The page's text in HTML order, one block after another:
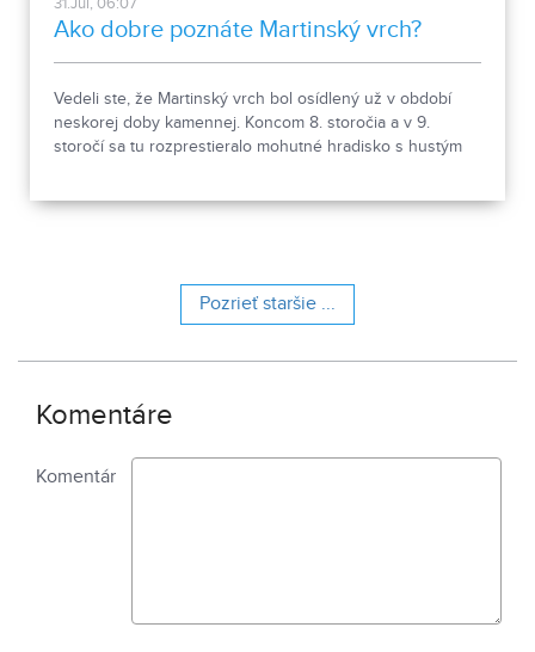
Ako dobre poznáte Martinský vrch?
Vedeli ste, že Martinský vrch bol osídlený už v období
neskorej doby kamennej. Koncom 8. storočia a v 9.
storočí sa tu rozprestieralo mohutné hradisko s hustým
Pozrieť staršie ...
Komentáre
Komentár